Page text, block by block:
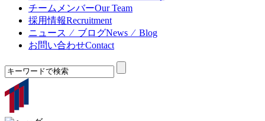
チームメンバーOur Team
採用情報Recruitment
ニュース ⁄ ブログNews ⁄ Blog
お問い合わせContact